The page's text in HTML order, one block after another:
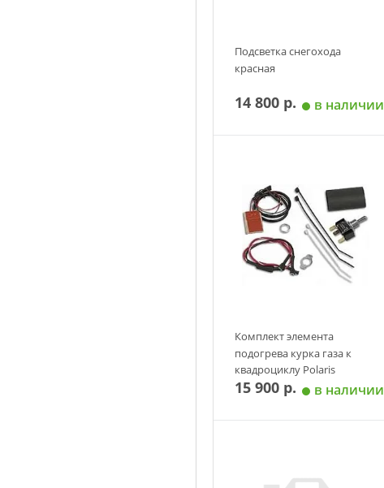
Подсветка снегохода
красная
14 800 р. в наличии
Комплект элемента
подогрева курка газа к
квадроциклу Polaris
Sportsman/ACE
15 900 р. в наличии